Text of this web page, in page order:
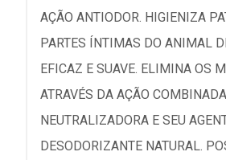
AÇÃO ANTIODOR. HIGIENIZA
PARTES ÍNTIMAS DO ANIMAL
EFICAZ E SUAVE. ELIMINA OS
ATRAVÉS DA AÇÃO
NEUTRALIZADORA E SEU
DESODORIZANTE NATURAL.